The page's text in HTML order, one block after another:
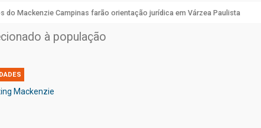
do Mackenzie Campinas farão orientação jurídica em Várzea Paulista
à população
Mackenzie